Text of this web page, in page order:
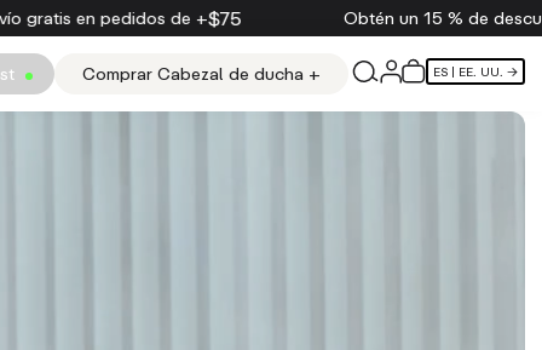
Obtén un 15 % de descuento en tu primer pedido
Comprar Cabezal de ducha + ES | EE. UU. →